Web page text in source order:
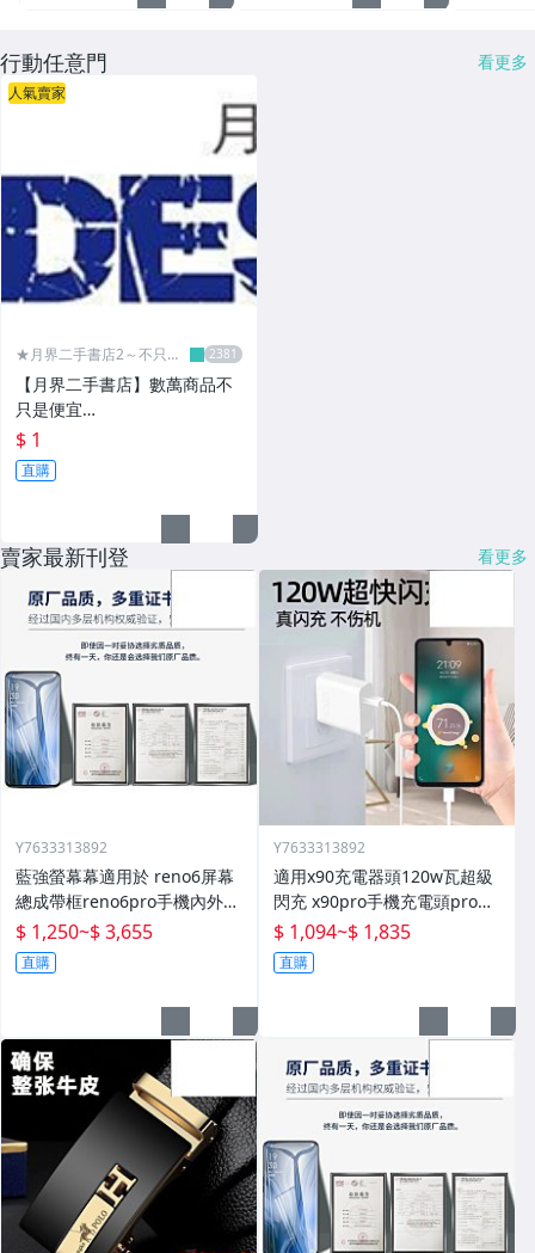
行動任意門 看更多
人氣賣家
★月界二手書店2～不只是
【月界二手書店】數萬商品不
只是便宜…
$ 1
直購
賣家最新刊登 看更多
Y7633313892
藍強螢幕幕適用於 reno6屏幕
總成帶框reno6pro手機內外顯
示屏拆機原廠更換液晶玻璃維
修一體屏內屏外屏
$ 1,250~$ 3,655
直購
Y7633313892
適用x90充電器頭120w瓦超級
閃充 x90pro手機充電頭pro快
充插頭mcarney數據線80w套
裝
$ 1,094~$ 1,835
直購